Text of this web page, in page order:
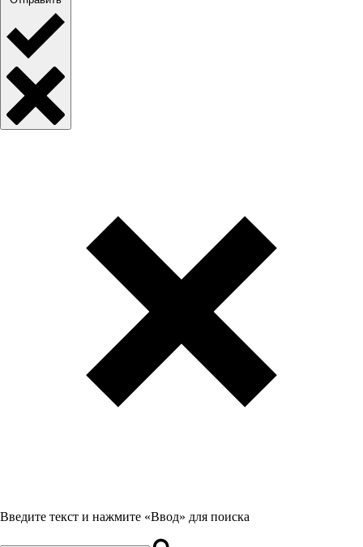
Введите текст и нажмите «Ввод» для поиска